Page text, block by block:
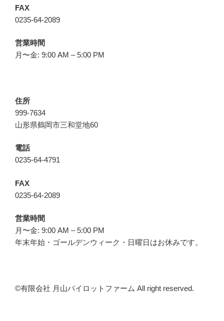
FAX
0235-64-2089
営業時間
月〜金: 9:00 AM – 5:00 PM
住所
999-7634
山形県鶴岡市三和堂地60
電話
0235-64-4791
FAX
0235-64-2089
営業時間
月〜金: 9:00 AM – 5:00 PM
年末年始・ゴールデンウィーク・日曜日はお休みです。
©︎有限会社 月山パイロットファーム All right reserved.